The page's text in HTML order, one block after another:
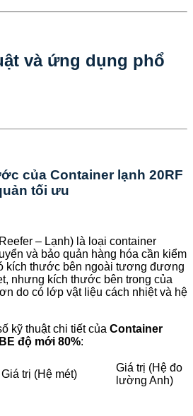
và ứng dụng phổ
của Container lạnh 20RF
tối ưu
– Lạnh) là loại container
và bảo quản hàng hóa cần kiểm
kích thước bên ngoài tương đương
nhưng kích thước bên trong của
do có lớp vật liệu cách nhiệt và hệ
kỹ thuật chi tiết của Container
độ mới 80%:
Giá trị (Hệ mét)
Giá trị (Hệ đo
lường Anh)